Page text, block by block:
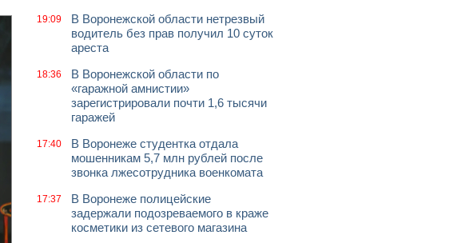
19:09
В Воронежской области нетрезвый
водитель без прав получил 10 суток
ареста
18:36
В Воронежской области по
«гаражной амнистии»
зарегистрировали почти 1,6 тысячи
гаражей
17:40
В Воронеже студентка отдала
мошенникам 5,7 млн рублей после
звонка лжесотрудника военкомата
17:37
В Воронеже полицейские
задержали подозреваемого в краже
косметики из сетевого магазина